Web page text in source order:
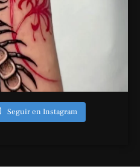
Seguir en Instagram